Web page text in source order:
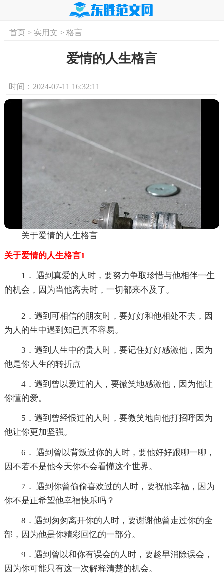
首页 实用文
首页> 实用文 > 格言
爱情的人生格言
时间：2024-07-11 16:32:11
关于爱情的人生格言
关于爱情的人生格言1
1． 遇到真爱的人时，要努力争取珍惜与他相伴一生
的机会，因为当他离去时，一切都来不及了。
2．遇到可相信的朋友时，要好好和他相处不去，因
为人的生中遇到知已真不容易。
3．遇到人生中的贵人时，要记住好好感激他，因为
他是你人生的转折点
4．遇到曾以爱过的人，要微笑地感激他，因为他让
你懂的爱。
5．遇到曾经恨过的人时，要微笑地向他打招呼因为
他让你更加坚强。
6． 遇到曾以背叛过你的人时，要他好好跟聊一聊，
因不若不是他今天你不会看懂这个世界。
7． 遇到你曾偷偷喜欢过的人时，要祝他幸福，因为
你不是正希望他幸福快乐吗？
8．遇到匆匆离开你的人时，要谢谢他曾走过你的全
部，因为他是你精彩回忆的一部分。
9．遇到曾以和你有误会的人时，要趁早消除误会，
因为你可能只有这一次解释清楚的机会。